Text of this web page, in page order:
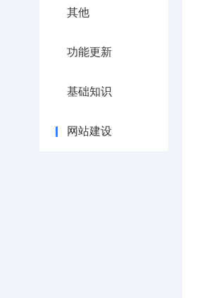
其他
功能更新
基础知识
网站建设